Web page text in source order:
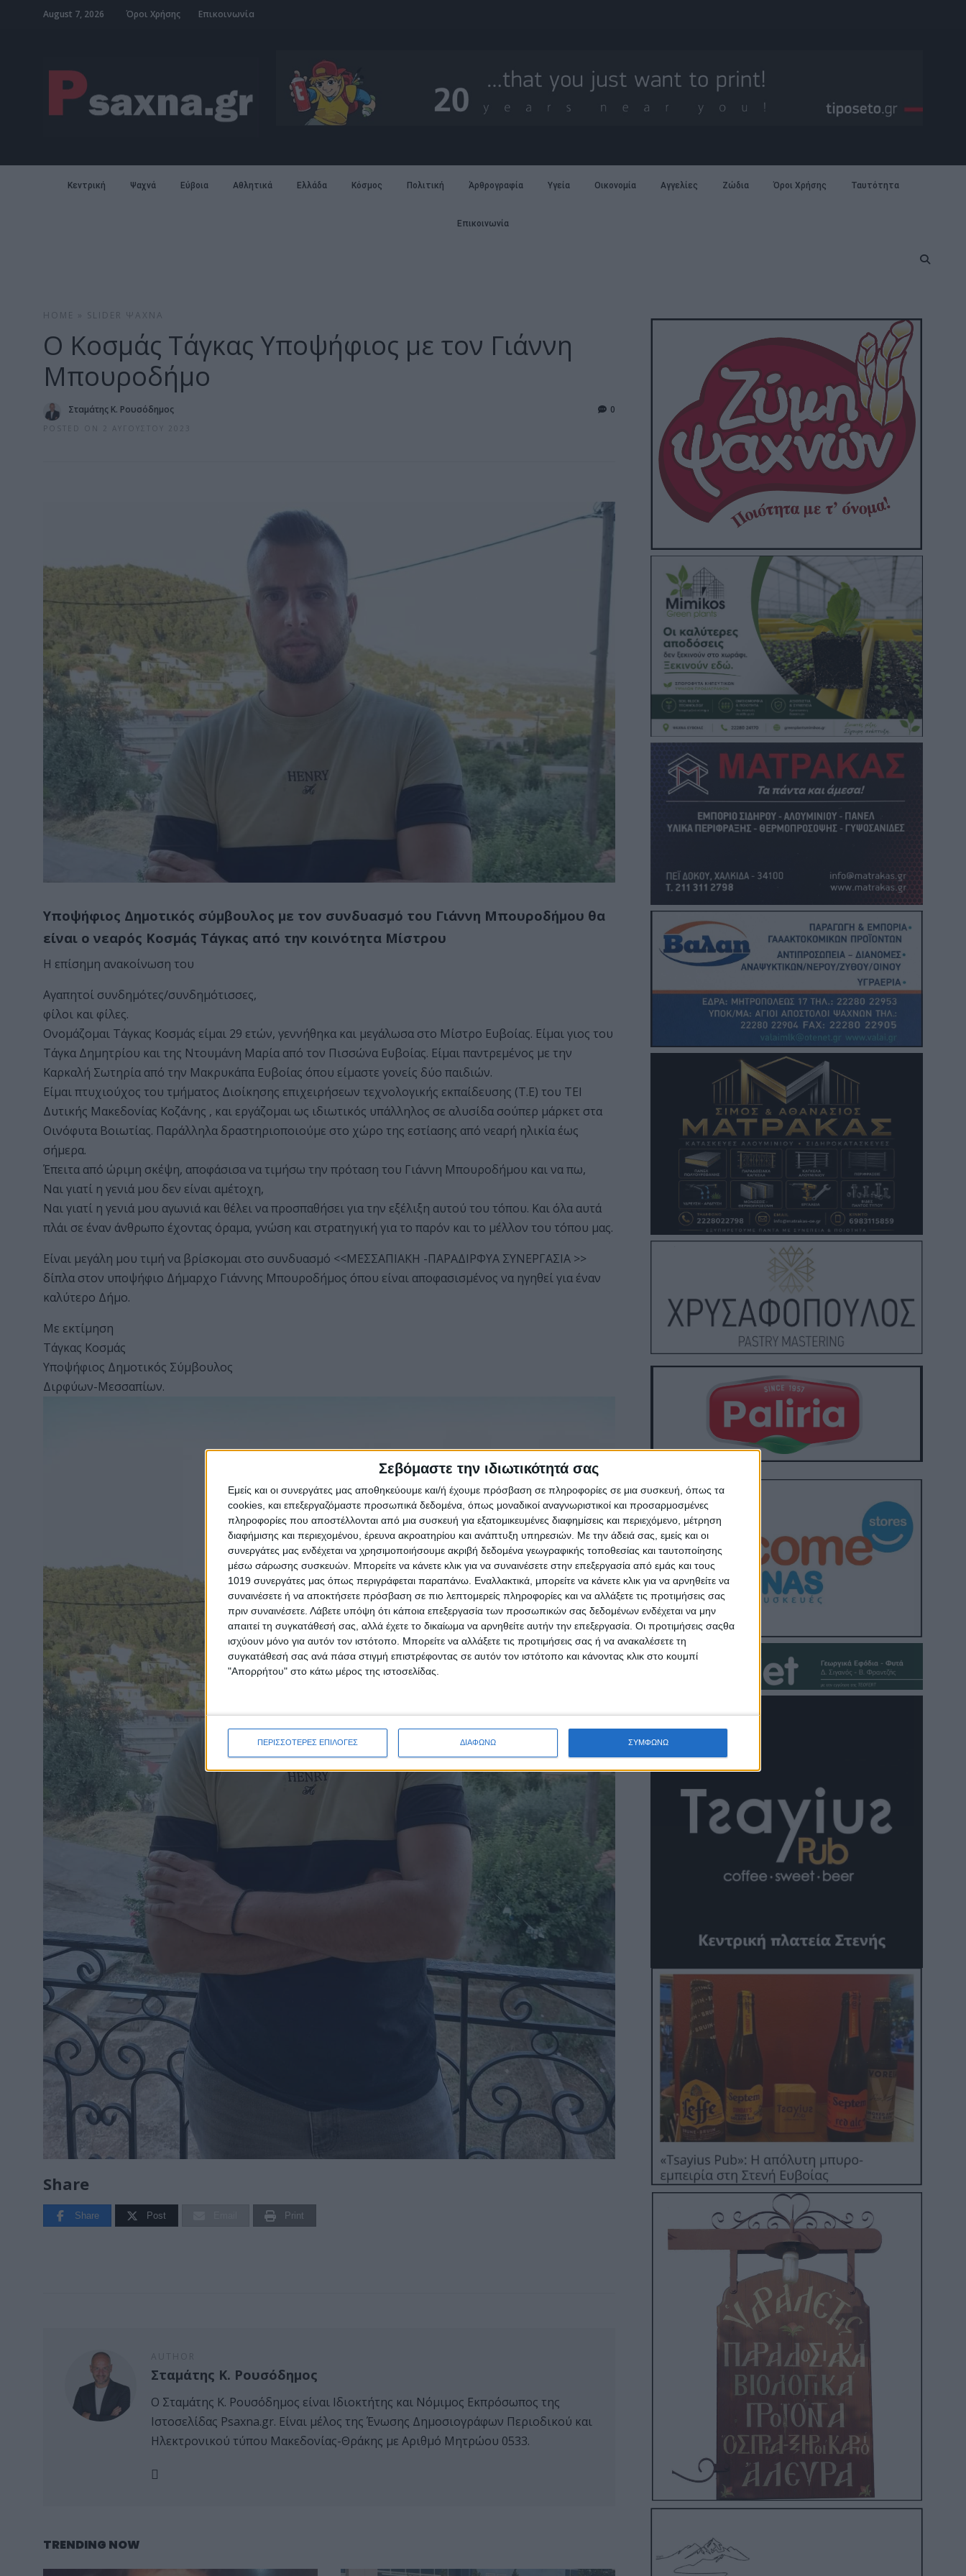
Σεβόμαστε την ιδιωτικότητά σας
Εμείς και οι συνεργάτες μας αποθηκεύουμε και/ή έχουμε πρόσβαση σε πληροφορίες σε μια συσκευή, όπως τα
cookies, και επεξεργαζόμαστε προσωπικά δεδομένα, όπως μοναδικοί αναγνωριστικοί και προσαρμοσμένες
πληροφορίες που αποστέλλονται από μια συσκευή για εξατομικευμένες διαφημίσεις και περιεχόμενο, μέτρηση
διαφήμισης και περιεχομένου, έρευνα ακροατηρίου και ανάπτυξη υπηρεσιών. Με την άδειά σας, εμείς και οι
συνεργάτες μας ενδέχεται να χρησιμοποιήσουμε ακριβή δεδομένα γεωγραφικής τοποθεσίας και ταυτοποίησης
μέσω σάρωσης συσκευών. Μπορείτε να κάνετε κλικ για να συναινέσετε στην επεξεργασία από εμάς και τους
1019 συνεργάτες μας όπως περιγράφεται παραπάνω. Εναλλακτικά, μπορείτε να κάνετε κλικ για να αρνηθείτε να
συναινέσετε ή να αποκτήσετε πρόσβαση σε πιο λεπτομερείς πληροφορίες και να αλλάξετε τις προτιμήσεις σας
πριν συναινέσετε. Λάβετε υπόψη ότι κάποια επεξεργασία των προσωπικών σας δεδομένων ενδέχεται να μην
απαιτεί τη συγκατάθεσή σας, αλλά έχετε το δικαίωμα να αρνηθείτε αυτήν την επεξεργασία. Οι προτιμήσεις σαςθα
ισχύουν μόνο για αυτόν τον ιστότοπο. Μπορείτε να αλλάξετε τις προτιμήσεις σας ή να ανακαλέσετε τη
συγκατάθεσή σας ανά πάσα στιγμή επιστρέφοντας σε αυτόν τον ιστότοπο και κάνοντας κλικ στο κουμπί
"Απορρήτου" στο κάτω μέρος της ιστοσελίδας.
ΠΕΡΙΣΣΟΤΕΡΕΣ ΕΠΙΛΟΓΕΣ ΔΙΑΦΩΝΩ ΣΥΜΦΩΝΩ
August 7, 2026 Όροι Χρήσης Επικοινωνία
Κεντρική Ψαχνά Εύβοια Αθλητικά Ελλάδα Κόσμος Πολιτική Άρθρογραφία Υγεία Οικονομία Αγγελίες Ζώδια Όροι Χρήσης Ταυτότητα
Επικοινωνία
HOME SLIDER ΨΑΧΝΆ
Ο Κοσμάς Τάγκας Υποψήφιος με τον Γιάννη
Μπουροδήμο
Σταμάτης Κ. Ρουσόδημος
POSTED ON 2 ΑΥΓΟΎΣΤΟΥ 2023
0
Υποψήφιος Δημοτικός σύμβουλος με τον συνδυασμό του Γιάννη Μπουροδήμου θα
είναι ο νεαρός Κοσμάς Τάγκας από την κοινότητα Μίστρου
Η επίσημη ανακοίνωση του
Αγαπητοί συνδημότες/συνδημότισσες,
φίλοι και φίλες.
Ονομάζομαι Τάγκας Κοσμάς είμαι 29 ετών, γεννήθηκα και μεγάλωσα στο Μίστρο Ευβοίας. Είμαι γιος του
Τάγκα Δημητρίου και της Ντουμάνη Μαρία από τον Πισσώνα Ευβοίας. Είμαι παντρεμένος με την
Καρκαλή Σωτηρία από την Μακρυκάπα Ευβοίας όπου είμαστε γονείς δύο παιδιών.
Είμαι πτυχιούχος του τμήματος Διοίκησης επιχειρήσεων τεχνολογικής εκπαίδευσης (Τ.Ε) του ΤΕΙ
Δυτικής Μακεδονίας Κοζάνης , και εργάζομαι ως ιδιωτικός υπάλληλος σε αλυσίδα σούπερ μάρκετ στα
Οινόφυτα Βοιωτίας. Παράλληλα δραστηριοποιούμε στο χώρο της εστίασης από νεαρή ηλικία έως
σήμερα.
Έπειτα από ώριμη σκέψη, αποφάσισα να τιμήσω την πρόταση του Γιάννη Μπουροδήμου και να πω,
Ναι γιατί η γενιά μου δεν είναι αμέτοχη,
Ναι γιατί η γενιά μου αγωνιά και θέλει να προσπαθήσει για την εξέλιξη αυτού του τόπου. Και όλα αυτά
πλάι σε έναν άνθρωπο έχοντας όραμα, γνώση και στρατηγική για το παρόν και το μέλλον του τόπου μας.
Είναι μεγάλη μου τιμή να βρίσκομαι στο συνδυασμό <<ΜΕΣΣΑΠΙΑΚΗ -ΠΑΡΑΔΙΡΦΥΑ ΣΥΝΕΡΓΑΣΙΑ >>
δίπλα στον υποψήφιο Δήμαρχο Γιάννης Μπουροδήμος όπου είναι αποφασισμένος να ηγηθεί για έναν
καλύτερο Δήμο.
Με εκτίμηση
Τάγκας Κοσμάς
Υποψήφιος Δημοτικός Σύμβουλος
Διρφύων-Μεσσαπίων.
Share
Share Post Print
Σταμάτης Κ. Ρουσόδημος
Ο Σταμάτης Κ. Ρουσόδημος είναι Ιδιοκτήτης και Νόμιμος Εκπρόσωπος της
Ιστοσελίδας Psaxna.gr. Είναι μέλος της Ένωσης Δημοσιογράφων Περιοδικού και
Ηλεκτρονικού τύπου Μακεδονίας-Θράκης με Αριθμό Μητρώου 0533.
TRENDING NOW